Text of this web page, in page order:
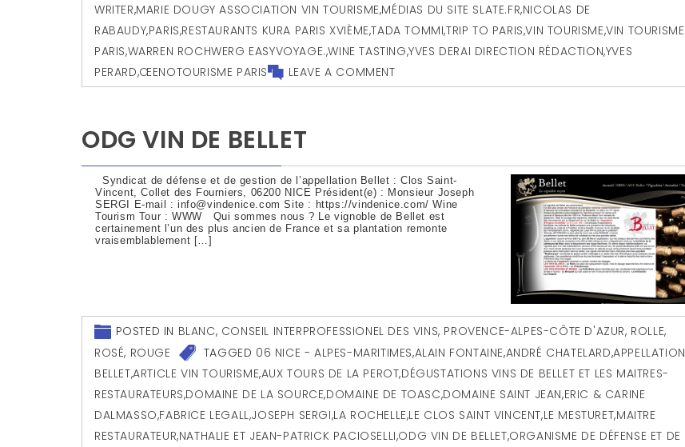
WRITER,MARIE DOUGY ASSOCIATION VIN TOURISME,MÉDIAS DU SITE SLATE.FR,NICOLAS DE
RABAUDY,PARIS,RESTAURANTS KURA PARIS XVIÈME,TADA TOMMI,TRIP TO PARIS,VIN TOURISME,VIN TOURISME
PARIS,WARREN ROCHWERG EASYVOYAGE.,WINE TASTING,YVES DERAI DIRECTION RÉDACTION,YVES
PERARD,ŒENOTOURISME PARIS LEAVE A COMMENT
ODG VIN DE BELLET
Syndicat de défense et de gestion de l’appellation Bellet : Clos Saint-
Vincent, Collet des Fourniers, 06200 NICE Président(e) : Monsieur Joseph
SERGI E-mail : info@vindenice.com Site : https://vindenice.com/ Wine
Tourism Tour : WWW Qui sommes nous ? Le vignoble de Bellet est
certainement l’un des plus ancien de France et sa plantation remonte
vraisemblablement […]
POSTED IN BLANC, CONSEIL INTERPROFESSIONEL DES VINS, PROVENCE-ALPES-CÔTE D'AZUR, ROLLE,
ROSÉ, ROUGE TAGGED 06 NICE - ALPES-MARITIMES,ALAIN FONTAINE,ANDRÉ CHATELARD,APPELLATION
BELLET,ARTICLE VIN TOURISME,AUX TOURS DE LA PEROT,DÉGUSTATIONS VINS DE BELLET ET LES MAITRES-
RESTAURATEURS,DOMAINE DE LA SOURCE,DOMAINE DE TOASC,DOMAINE SAINT JEAN,ERIC & CARINE
DALMASSO,FABRICE LEGALL,JOSEPH SERGI,LA ROCHELLE,LE CLOS SAINT VINCENT,LE MESTURET,MAITRE
RESTAURATEUR,NATHALIE ET JEAN-PATRICK PACIOSELLI,ODG VIN DE BELLET,ORGANISME DE DÉFENSE ET DE